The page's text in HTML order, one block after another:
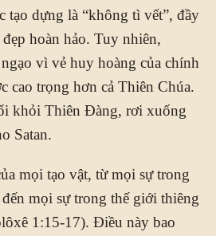
tạo dựng là “không tì vết”, đầy
hoàn hảo. Tuy nhiên,
vì vẻ huy hoàng của chính
cao trọng hơn cả Thiên Chúa.
khỏi Thiên Đàng, rơi xuống
Satan.
mọi tạo vật, từ mọi sự trong
mọi sự trong thế giới thiêng
1:15-17). Điều này bao